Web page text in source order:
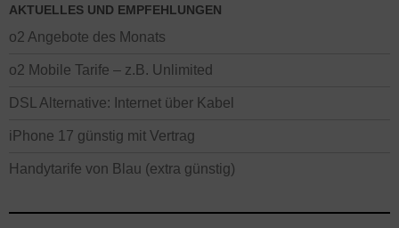
AKTUELLES UND EMPFEHLUNGEN
o2 Angebote des Monats
o2 Mobile Tarife – z.B. Unlimited
DSL Alternative: Internet über Kabel
iPhone 17 günstig mit Vertrag
Handytarife von Blau (extra günstig)